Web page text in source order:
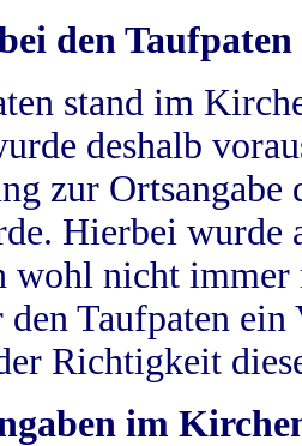
den Taufpaten
stand im
deshalb
zur
Hierbei wurde
wohl nicht
Taufpaten
Richtigkeit
im